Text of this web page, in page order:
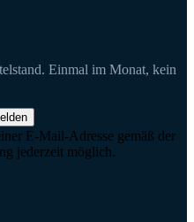
Einmal im Monat, kein
E-Mail-Adresse gemäß der
jederzeit möglich.